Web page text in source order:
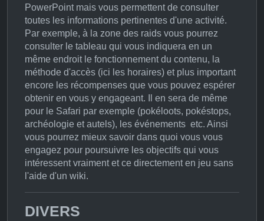
PowerPoint mais vous permettent de consulter
toutes les informations pertinentes d'une activité.
Par exemple, à la zone des raids vous pourrez
consulter le tableau qui vous indiquera en un
même endroit le fonctionnement du contenu, la
méthode d'accès (ici les horaires) et plus important
encore les récompenses que vous pouvez espérer
obtenir en vous y engageant. Il en sera de même
pour le Safari par exemple (pokéloots, pokéstops,
archéologie et autels), les événements etc. Ainsi
vous pourrez mieux savoir dans quoi vous vous
engagez pour poursuivre les objectifs qui vous
intéressent vraiment et ce directement en jeu sans
l'aide d'un wiki.
DIVERS